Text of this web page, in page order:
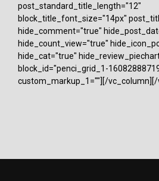
post_standard_title_length="12"
block_title_font_size="14px"
hide_comment="true"
hide_count_view="true"
hide_cat="true"
block_id="penci_grid_1-
custom_markup_1=""][/vc_column][/